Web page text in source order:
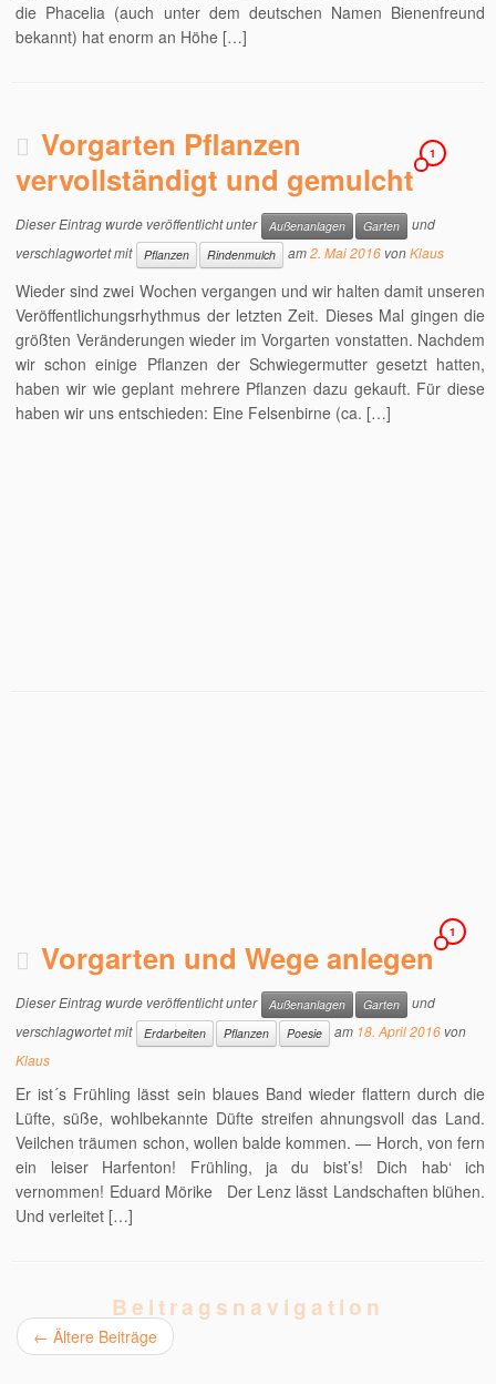
die Phacelia (auch unter dem deutschen Namen Bienenfreund
bekannt) hat enorm an Höhe […]
Vorgarten Pflanzen
vervollständigt und gemulcht
1
Dieser Eintrag wurde veröffentlicht unter Außenanlagen Garten
und
verschlagwortet mit
Pflanzen Rindenmulch am2. Mai 2016 vonKlaus
Wieder sind zwei Wochen vergangen und wir halten damit unseren
Veröffentlichungsrhythmus der letzten Zeit. Dieses Mal gingen die
größten Veränderungen wieder im Vorgarten vonstatten. Nachdem
wir schon einige Pflanzen der Schwiegermutter gesetzt hatten,
haben wir wie geplant mehrere Pflanzen dazu gekauft. Für diese
haben wir uns entschieden: Eine Felsenbirne (ca. […]
Vorgarten und Wege anlegen
1
Dieser Eintrag wurde veröffentlicht unter Außenanlagen Garten
und
verschlagwortet mit
Erdarbeiten Pflanzen Poesie am 18. April 2016 von
Klaus
Er ist´s Frühling lässt sein blaues Band wieder flattern durch die
Lüfte, süße, wohlbekannte Düfte streifen ahnungsvoll das Land.
Veilchen träumen schon, wollen balde kommen. — Horch, von fern
ein leiser Harfenton! Frühling, ja du bist’s! Dich hab‘ ich
vernommen! Eduard Mörike Der Lenz lässt Landschaften blühen.
Und verleitet […]
Beitragsnavigation
← Ältere Beiträge